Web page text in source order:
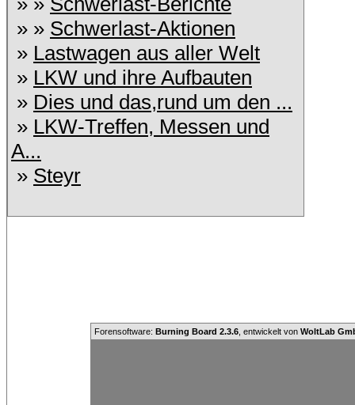
» » Schwerlast-Aktionen
» Lastwagen aus aller Welt
» LKW und ihre Aufbauten
» Dies und das,rund um den ...
» LKW-Treffen, Messen und
A...
» Steyr
Forensoftware: Burning Board 2.3.6, entwickelt von WoltLab